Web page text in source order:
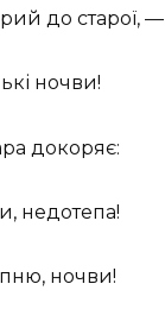
до старої, —
ночви!
докоряє:
недотепа!
ночви!